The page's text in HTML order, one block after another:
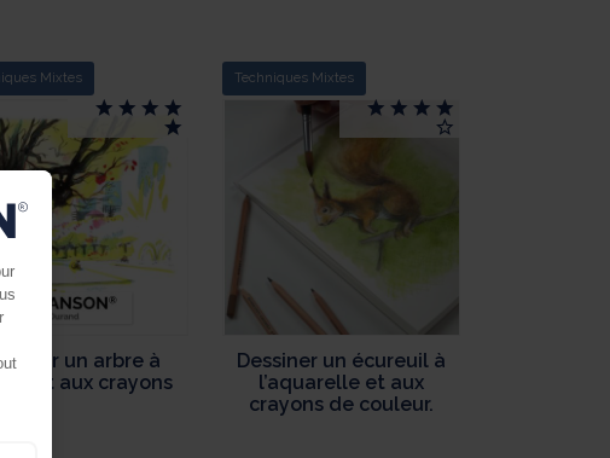
Mixtes
un arbre à
et aux crayons
Techniques Mixtes
Dessiner un écureuil à
l’aquarelle et aux
crayons de couleur.